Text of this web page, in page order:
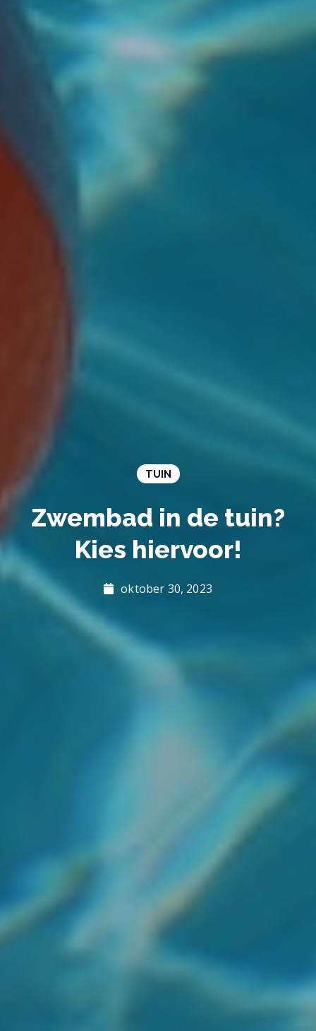
TUIN
Zwembad in de tuin?
Kies hiervoor!
oktober 30, 2023